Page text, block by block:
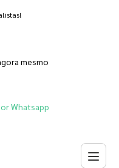
mesmo
Whatsapp